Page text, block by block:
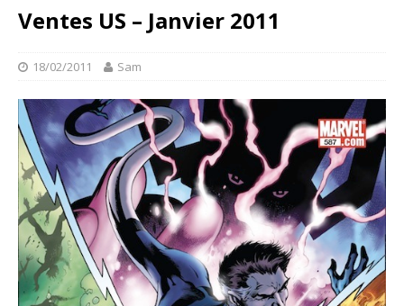
Ventes US – Janvier 2011
18/02/2011 Sam